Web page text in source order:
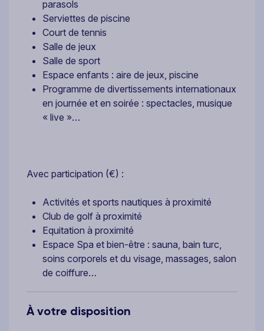
parasols
Serviettes de piscine
Court de tennis
Salle de jeux
Salle de sport
Espace enfants : aire de jeux, piscine
Programme de divertissements internationaux
en journée et en soirée : spectacles, musique
« live »…
Avec participation (€) :
Activités et sports nautiques à proximité
Club de golf à proximité
Equitation à proximité
Espace Spa et bien-être : sauna, bain turc,
soins corporels et du visage, massages, salon
de coiffure…
À votre disposition